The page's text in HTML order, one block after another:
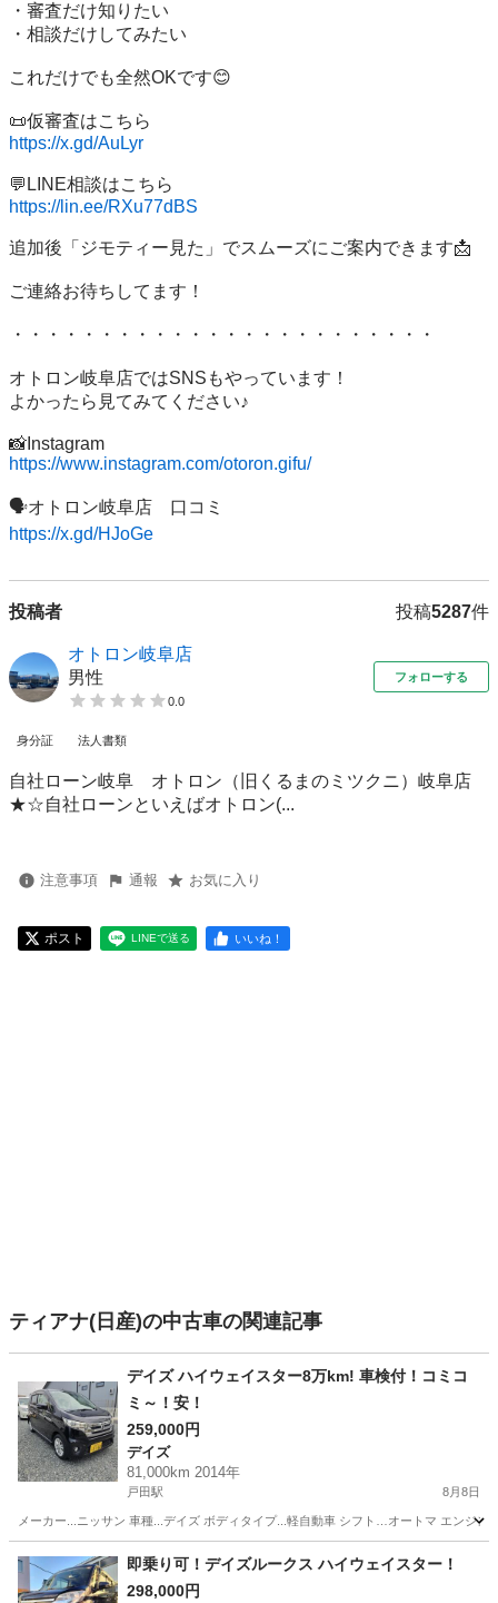
・審査だけ知りたい
・相談だけしてみたい
これだけでも全然OKです😊
https://x.gd/AuLyr
https://lin.ee/RXu77dBS
追加後「ジモティー見た」でスムーズにご案内できます📩
ご連絡お待ちしてます！
・・・・・・・・・・・・・・・・・・・・・・・・
オトロン岐阜店ではSNSもやっています！
よかったら見てみてください♪
https://www.instagram.com/otoron.gifu/
https://x.gd/HJoGe
投稿者 投稿5287件
オトロン岐阜店
男性
0.0
フォローする
身分証 法人書類
自社ローン岐阜 オトロン（旧くるまのミツクニ）岐阜店
★☆自社ローンといえばオトロン(...
注意事項 通報 お気に入り
ポスト LINEで送る いいね！
ティアナ(日産)の中古車の関連記事
デイズ ハイウェイスター8万km! 車検付！コミコ
ミ～！安！
259,000円
デイズ
81,000km 2014年
戸田駅 8月8日
メーカー...ニッサン 車種...デイズ ボディタイプ...軽自動車 シフト…オートマ エンジ
愛知 名古屋市 戸田駅 デイズ ハイウェイスター
即乗り可！デイズルークス ハイウェイスター！
298,000円